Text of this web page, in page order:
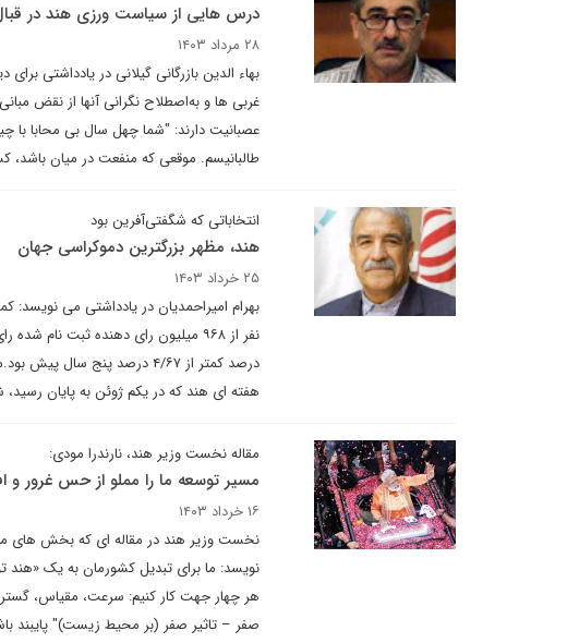
درس هایی از سیاست ورزی هند در
۲۸ مرداد ۱۴۰۳
بهاء الدین بازرگانی گیلانی در یادداشتی
غربی ها و به‌اصطلاح نگرانی آنها از نقض
عصبانیت دارند: "شما چهل سال بی محابا با
طالبانیسم. موقعی که منفعت در میان
انتخاباتی که شگفتی‌آفرین بود
هند، مظهر بزرگترین دموکراسی جهان
۲۵ خرداد ۱۴۰۳
هفته ای هند که در یکم ژوئن به پایان
مقاله نخست وزیر هند، نارندرا مودی:
مسیر توسعه ما را مملو از حس غرور و
۱۶ خرداد ۱۴۰۳
نخست وزیر هند در مقاله ای که بخش های
نویسد: ما برای تبدیل کشورمان به یک «هند
هر چهار جهت کار کنیم: سرعت، مقیاس، گستره
صفر – تاثیر صفر (بر محیط زیست)" پایبند